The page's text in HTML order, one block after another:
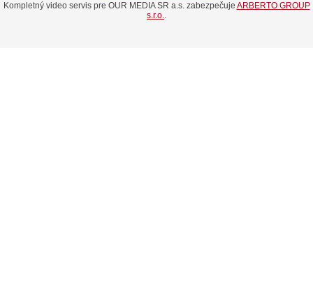
Kompletný video servis pre OUR MEDIA SR a.s. zabezpečuje ARBERTO GROUP
s.r.o..